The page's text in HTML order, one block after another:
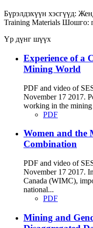
Бүрэлдэхүүн хэсгүүд:
Training Materials Шошго:
Үр дүнг шүүх
Experience of a
Mining World
PDF and video of
November 17 2017.
working in the mining
PDF
Women and the
Combination
PDF and video of
November 17 2017.
Canada (WIMC),
national...
PDF
Mining and